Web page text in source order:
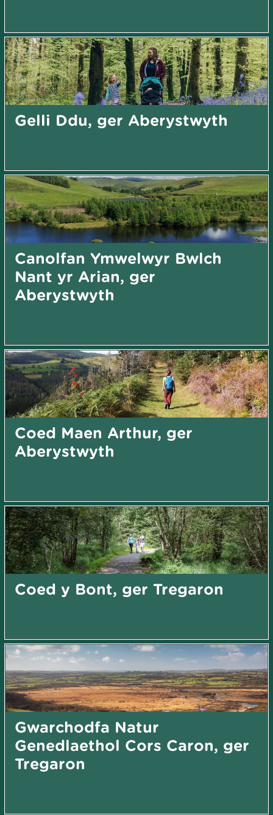
Gelli Ddu, ger Aberystwyth
Canolfan Ymwelwyr Bwlch
Nant yr Arian, ger
Aberystwyth
Coed Maen Arthur, ger
Aberystwyth
Coed y Bont, ger Tregaron
Gwarchodfa Natur
Genedlaethol Cors Caron, ger
Tregaron